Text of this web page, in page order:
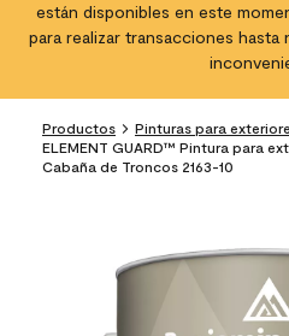
están disponibles en este
para realizar transacciones hasta
Productos
Pinturas para
ELEMENT GUARD™ Pintura para
Cabaña de Troncos 2163-10